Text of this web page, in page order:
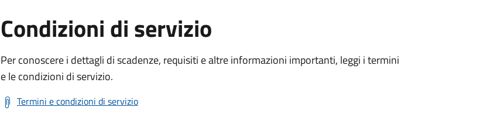
Condizioni di servizio
Per conoscere i dettagli di scadenze, requisiti e altre informazioni importanti, leggi i termini
e le condizioni di servizio.
Termini e condizioni di servizio